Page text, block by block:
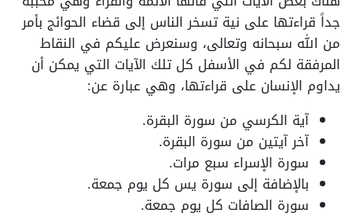
جداً قراءتها على نية تسخر الناس إلى قضاء الحوائج بأمر
من الله سبحانه وتعالى، وسنعرض عليكم في النقاط
المرفقة لكم في الأسفل كل تلك الآيات التي يمكن أن
يداوم الإنسان على قراءتها، وهي عبارة عن:
آية الكرسي من سورة البقرة.
آخر آيتين من سورة البقرة.
سورة الإسراء سبع مرات.
بالإضافة إلى سورة يس كل يوم جمعة.
سورة الصافات كل يوم جمعة.